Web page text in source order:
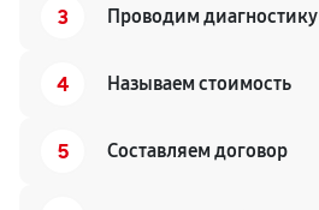
3 Проводим диагностику
4 Называем стоимость
5 Составляем договор